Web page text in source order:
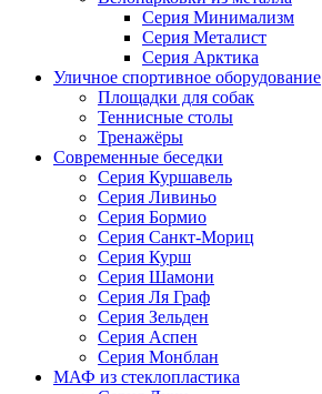
Серия Минимализм
Серия Металист
Серия Арктика
Уличное спортивное оборудование
Площадки для собак
Теннисные столы
Тренажёры
Современные беседки
Серия Куршавель
Серия Ливиньо
Серия Бормио
Серия Санкт-Мориц
Серия Курш
Серия Шамони
Серия Ля Граф
Серия Зельден
Серия Аспен
Серия Монблан
МАФ из стеклопластика